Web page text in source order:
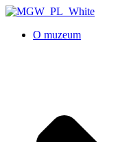
O muzeum